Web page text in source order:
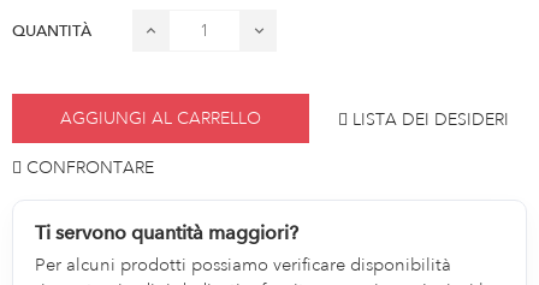
QUANTITÀ
AGGIUNGI AL CARRELLO LISTA DEI DESIDERI
CONFRONTARE
Ti servono quantità maggiori?
Per alcuni prodotti possiamo verificare disponibilità